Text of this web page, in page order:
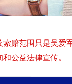
索赔范围只是吴
公益法律宣传。